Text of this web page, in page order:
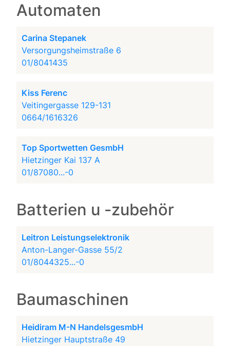
Automaten
Carina Stepanek
Versorgungsheimstraße 6
01/8041435
Kiss Ferenc
Veitingergasse 129-131
0664/1616326
Top Sportwetten GesmbH
Hietzinger Kai 137 A
01/87080...-0
Batterien u -zubehör
Leitron Leistungselektronik
Anton-Langer-Gasse 55/2
01/8044325...-0
Baumaschinen
Heidiram M-N HandelsgesmbH
Hietzinger Hauptstraße 49